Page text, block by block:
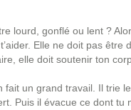
lourd, gonflé ou lent ?
Elle ne doit pas être
elle doit soutenir ton
fait un grand travail. Il trie
Puis il évacue ce dont tu